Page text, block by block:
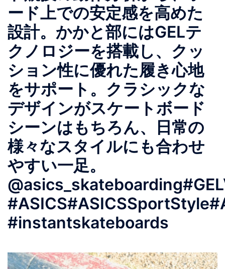
ード上での安定感を高めた
設計。かかと部にはGELテ
クノロジーを搭載し、クッ
ション性に優れた履き心地
をサポート。クラシックな
デザインがスケートボード
シーンはもちろん、日常の
様々なスタイルにも合わせ
やすい一足。
#instantskateboards